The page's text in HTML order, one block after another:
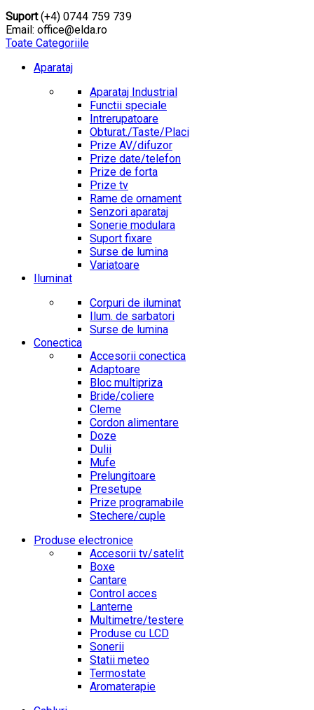
Suport(+4) 0744 759 739
Email: office@elda.ro
Toate Categoriile
Aparataj
Aparataj Industrial
Functii speciale
Intrerupatoare
Obturat./Taste/Placi
Prize AV/difuzor
Prize date/telefon
Prize de forta
Prize tv
Rame de ornament
Senzori aparataj
Sonerie modulara
Suport fixare
Surse de lumina
Variatoare
Iluminat
Corpuri de iluminat
Ilum. de sarbatori
Surse de lumina
Conectica
Accesorii conectica
Adaptoare
Bloc multipriza
Bride/coliere
Cleme
Cordon alimentare
Doze
Dulii
Mufe
Prelungitoare
Presetupe
Prize programabile
Stechere/cuple
Produse electronice
Accesorii tv/satelit
Boxe
Cantare
Control acces
Lanterne
Multimetre/testere
Produse cu LCD
Sonerii
Statii meteo
Termostate
Aromaterapie